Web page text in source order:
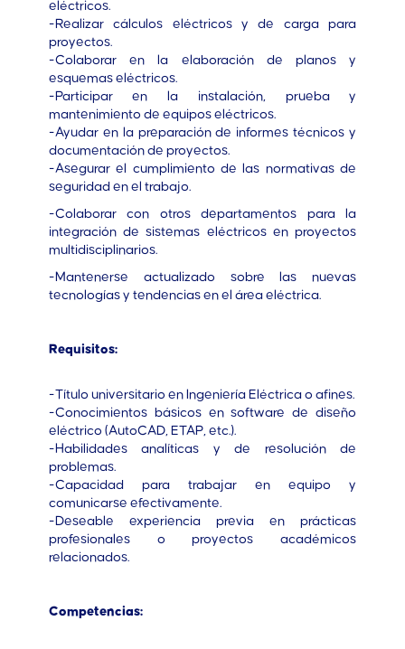
eléctricos.
-Realizar cálculos eléctricos y de carga para
proyectos.
-Colaborar en la elaboración de planos y
esquemas eléctricos.
-Participar en la instalación, prueba y
mantenimiento de equipos eléctricos.
-Ayudar en la preparación de informes técnicos y
documentación de proyectos.
-Asegurar el cumplimiento de las normativas de
seguridad en el trabajo.
-Colaborar con otros departamentos para la
integración de sistemas eléctricos en proyectos
multidisciplinarios.
-Mantenerse actualizado sobre las nuevas
tecnologías y tendencias en el área eléctrica.
Requisitos:
-Título universitario en Ingeniería Eléctrica o afines.
-Conocimientos básicos en software de diseño
eléctrico (AutoCAD, ETAP, etc.).
-Habilidades analíticas y de resolución de
problemas.
-Capacidad para trabajar en equipo y
comunicarse efectivamente.
-Deseable experiencia previa en prácticas
profesionales o proyectos académicos
relacionados.
Competencias: